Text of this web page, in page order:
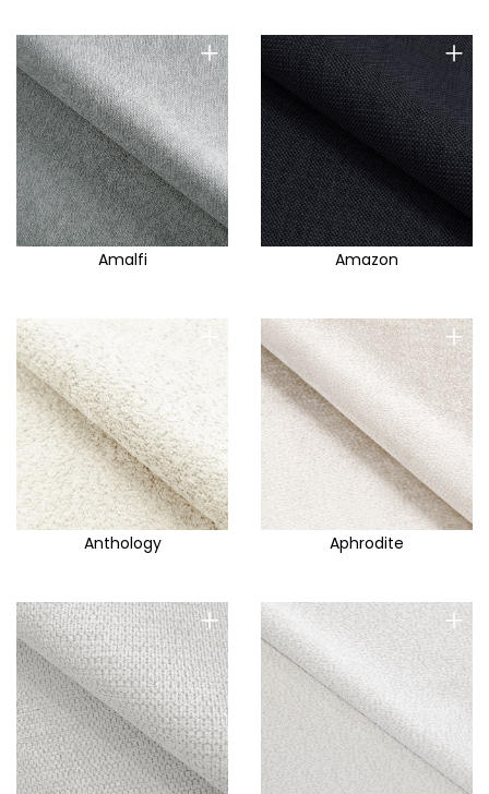
+
Amalfi
+
Amazon
+
Anthology
+
Aphrodite
+ +